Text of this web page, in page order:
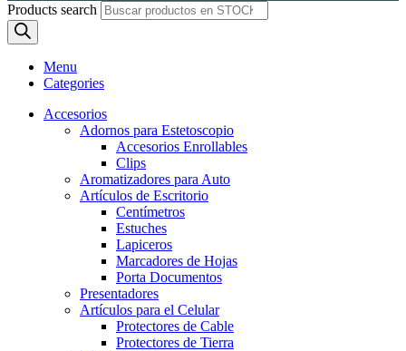
Products search
Menu
Categories
Accesorios
Adornos para Estetoscopio
Accesorios Enrollables
Clips
Aromatizadores para Auto
Artículos de Escritorio
Centímetros
Estuches
Lapiceros
Marcadores de Hojas
Porta Documentos
Presentadores
Artículos para el Celular
Protectores de Cable
Protectores de Tierra